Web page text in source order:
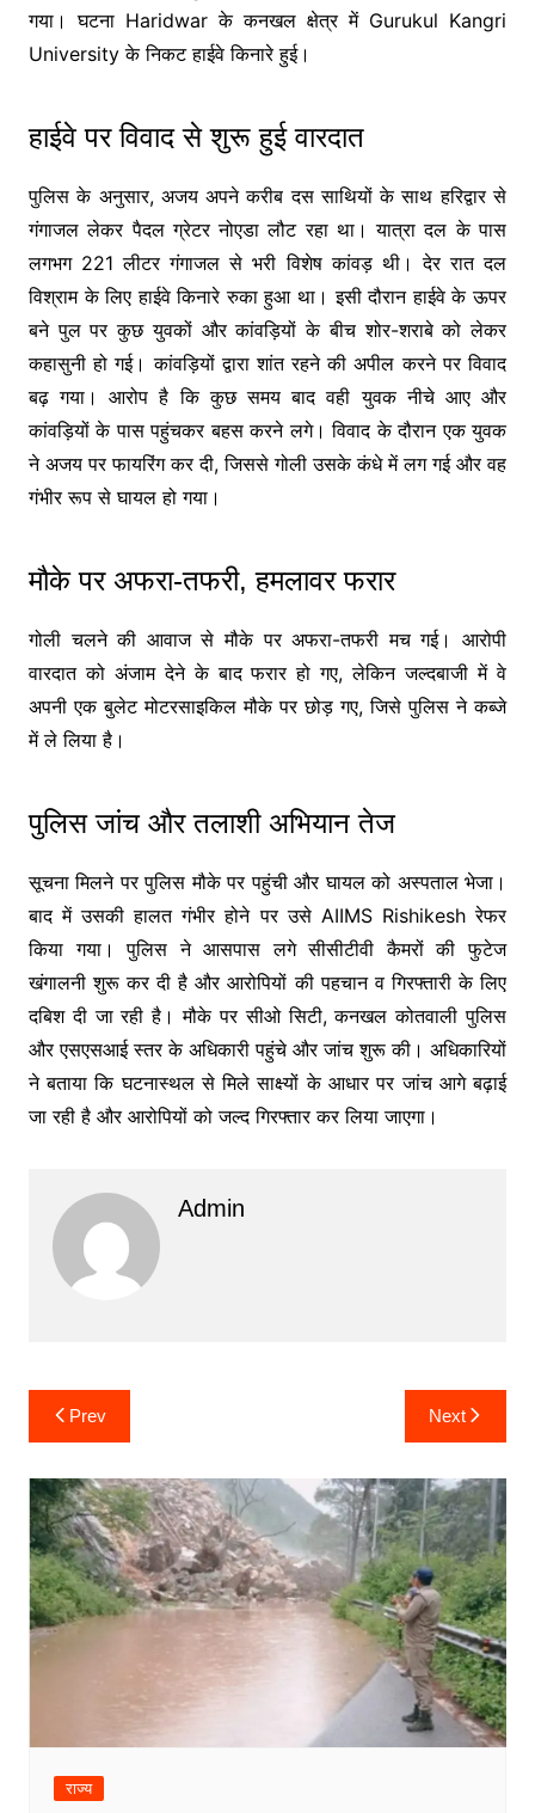
गया। घटना Haridwarके कनखल क्षेत्र में Gurukul Kangri
Universityके निकट हाईवे किनारे हुई।
हाईवे पर विवाद से शुरू हुई वारदात
पुलिस के अनुसार, अजय अपने करीब दस साथियों के साथ हरिद्वार से
गंगाजल लेकर पैदल ग्रेटर नोएडा लौट रहा था। यात्रा दल के पास
लगभग 221 लीटर गंगाजल से भरी विशेष कांवड़ थी। देर रात दल
विश्राम के लिए हाईवे किनारे रुका हुआ था। इसी दौरान हाईवे के ऊपर
बने पुल पर कुछ युवकों और कांवड़ियों के बीच शोर-शराबे को लेकर
कहासुनी हो गई। कांवड़ियों द्वारा शांत रहने की अपील करने पर विवाद
बढ़ गया। आरोप है कि कुछ समय बाद वही युवक नीचे आए और
कांवड़ियों के पास पहुंचकर बहस करने लगे। विवाद के दौरान एक युवक
ने अजय पर फायरिंग कर दी, जिससे गोली उसके कंधे में लग गई और वह
गंभीर रूप से घायल हो गया।
मौके पर अफरा-तफरी, हमलावर फरार
गोली चलने की आवाज से मौके पर अफरा-तफरी मच गई। आरोपी
वारदात को अंजाम देने के बाद फरार हो गए, लेकिन जल्दबाजी में वे
अपनी एक बुलेट मोटरसाइकिल मौके पर छोड़ गए, जिसे पुलिस ने कब्जे
में ले लिया है।
पुलिस जांच और तलाशी अभियान तेज
सूचना मिलने पर पुलिस मौके पर पहुंची और घायल को अस्पताल भेजा।
बाद में उसकी हालत गंभीर होने पर उसे AIIMS Rishikeshरेफर
किया गया। पुलिस ने आसपास लगे सीसीटीवी कैमरों की फुटेज
खंगालनी शुरू कर दी है और आरोपियों की पहचान व गिरफ्तारी के लिए
दबिश दी जा रही है। मौके पर सीओ सिटी, कनखल कोतवाली पुलिस
और एसएसआई स्तर के अधिकारी पहुंचे और जांच शुरू की। अधिकारियों
ने बताया कि घटनास्थल से मिले साक्ष्यों के आधार पर जांच आगे बढ़ाई
जा रही है और आरोपियों को जल्द गिरफ्तार कर लिया जाएगा।
Admin
Post
navigation
Prev Next
राज्य